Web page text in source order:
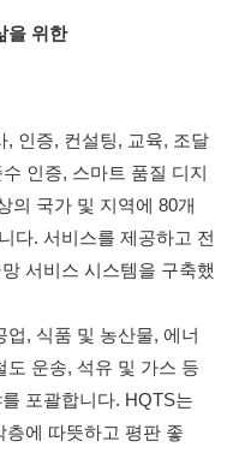
을 위한
, 인증, 컨설팅, 교육, 조달
인증, 스마트 품질 디지
의 국가 및 지역에 80개
다. 서비스를 제공하고 전
서비스 시스템을 구축했
, 식품 및 농산물, 에너
도 운송, 석유 및 가스 등
포괄합니다. HQTS는
에 따뜻하고 평판 좋